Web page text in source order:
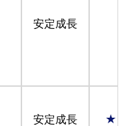
安定成長
安定成長